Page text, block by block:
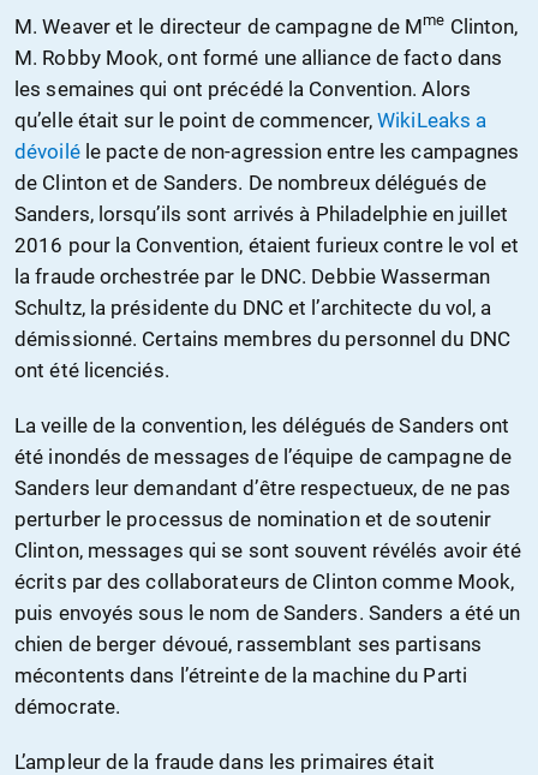
M. Weaver et le directeur de campagne de Mme Clinton,
M. Robby Mook, ont formé une alliance de facto dans
les semaines qui ont précédé la Convention. Alors
qu’elle était sur le point de commencer,WikiLeaks a
dévoiléle pacte de non-agression entre les campagnes
de Clinton et de Sanders. De nombreux délégués de
Sanders, lorsqu’ils sont arrivés à Philadelphie en juillet
2016 pour la Convention, étaient furieux contre le vol et
la fraude orchestrée par le DNC. Debbie Wasserman
Schultz, la présidente du DNC et l’architecte du vol, a
démissionné. Certains membres du personnel du DNC
ont été licenciés.
La veille de la convention, les délégués de Sanders ont
été inondés de messages de l’équipe de campagne de
Sanders leur demandant d’être respectueux, de ne pas
perturber le processus de nomination et de soutenir
Clinton, messages qui se sont souvent révélés avoir été
écrits par des collaborateurs de Clinton comme Mook,
puis envoyés sous le nom de Sanders. Sanders a été un
chien de berger dévoué, rassemblant ses partisans
mécontents dans l’étreinte de la machine du Parti
démocrate.
L’ampleur de la fraude dans les primaires était